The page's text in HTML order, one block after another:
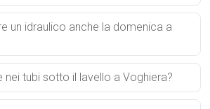
un idraulico anche la domenica a
nei tubi sotto il lavello a Voghiera?